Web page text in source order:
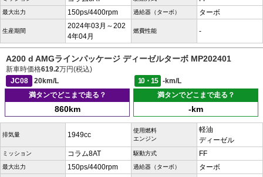
最大出力 150ps/4400rpm 過給器（ターボ） ターボ
生産期間
2024年03月～202
4年04月
燃費性能 -
A200 d AMGラインパッケージ ディーゼルターボ MP202401
新車時価格619.2万円(税込)
JC08
20km/L 10・15
-km/L
満タンでどこまで走る？
860km
満タンでどこまで走る？
-km
排気量 1949cc
使用燃料
エンジン
軽油
ディーゼル
ミッション コラム8AT 駆動方式 FF
最大出力 150ps/4400rpm 過給器（ターボ）
ターボ